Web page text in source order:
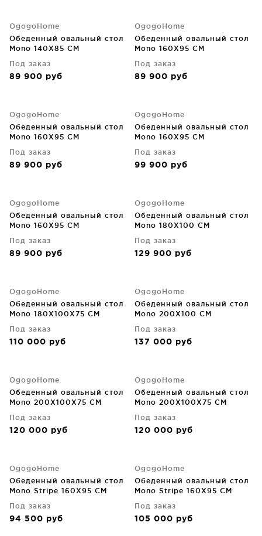
OgogoHome
Обеденный овальный стол
Mono 140X85 CM
Под заказ
89 900 руб
OgogoHome
Обеденный овальный стол
Mono 160X95 CM
Под заказ
89 900 руб
OgogoHome
Обеденный овальный стол
Mono 160X95 CM
Под заказ
89 900 руб
OgogoHome
Обеденный овальный стол
Mono 160X95 CM
Под заказ
99 900 руб
OgogoHome
Обеденный овальный стол
Mono 160X95 CM
Под заказ
89 900 руб
OgogoHome
Обеденный овальный стол
Mono 180X100 CM
Под заказ
129 900 руб
OgogoHome
Обеденный овальный стол
Mono 180X100X75 CM
Под заказ
110 000 руб
OgogoHome
Обеденный овальный стол
Mono 200X100 CM
Под заказ
137 000 руб
OgogoHome
Обеденный овальный стол
Mono 200X100X75 CM
Под заказ
120 000 руб
OgogoHome
Обеденный овальный стол
Mono 200X100X75 CM
Под заказ
120 000 руб
OgogoHome
Обеденный овальный стол
Mono Stripe 160X95 CM
Под заказ
94 500 руб
OgogoHome
Обеденный овальный стол
Mono Stripe 160X95 CM
Под заказ
105 000 руб